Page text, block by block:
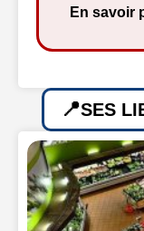
En savoir
SES